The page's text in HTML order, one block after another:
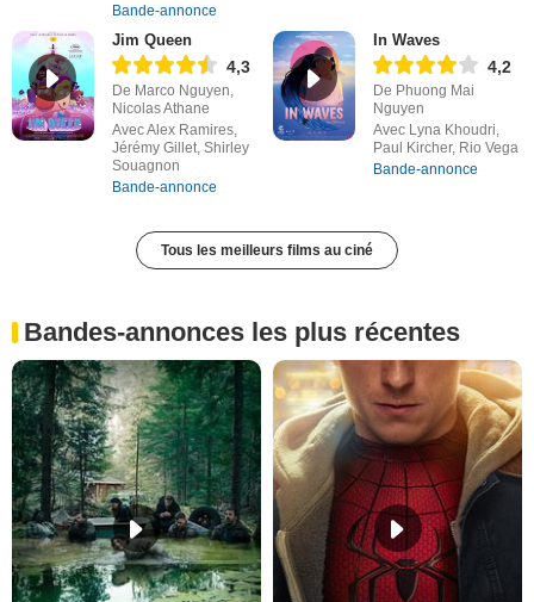
Bande-annonce
Jim Queen
4,3
De Marco Nguyen,
Nicolas Athane
Avec Alex Ramires,
Jérémy Gillet, Shirley
Souagnon
Bande-annonce
In Waves
4,2
De Phuong Mai
Nguyen
Avec Lyna Khoudri,
Paul Kircher, Rio Vega
Bande-annonce
Tous les meilleurs films au ciné
Bandes-annonces les plus récentes